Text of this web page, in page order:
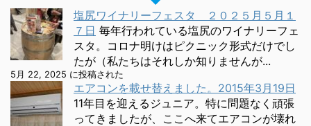
塩尻ワイナリーフェスタ ２０２５月５月１
７日 毎年行われている塩尻のワイナリーフェ
スタ。コロナ明けはピクニック形式だけでし
たが（私たちはそれしか知りませんが...
5月 22, 2025 に投稿された
エアコンを載せ替えました。2015年3月19日
11年目を迎えるジュニア。特に問題なく頑張
ってきましたが、ここへ来てエアコンが壊れ